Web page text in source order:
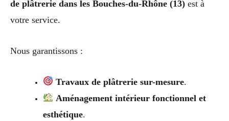
de plâtrerie dans les Bouches-du-Rhône (13) est à
votre service.
Nous garantissons :
Travaux de plâtrerie sur-mesure.
Aménagement intérieur fonctionnel et
esthétique.